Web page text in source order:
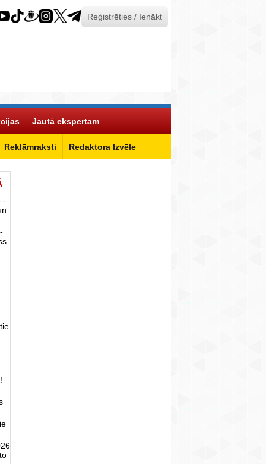
Reģistrēties / Ienākt
Reklāmraksti Redaktora Izvēle
Jautā ekspertam
-